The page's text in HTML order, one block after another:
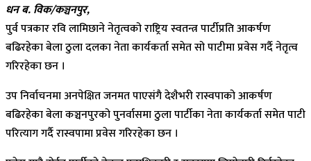
धन ब. विक/कञ्चनपुर,
पुर्व पत्रकार रवि लामिछाने नेतृत्वको राष्ट्रिय स्वतन्त्र पार्टीप्रति आकर्षण
बढिरहेका बेला ठुला दलका नेता कार्यकर्ता समेत सो पाटीमा प्रवेस गर्दै नेतृत्व
गरिरहेका छन ।
उप निर्वाचनमा अनपेक्षित जनमत पाएसंगै देशैभरी रास्वपाको आकर्षण
बढिरहेका बेला कञ्चनपुरको पुनर्वासमा ठुला पार्टीका नेता कार्यकर्ता समेत पाटी
परित्याग गर्दै रास्वपामा प्रवेस गरिरहेका छन ।